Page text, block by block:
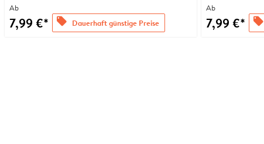
Ab
7,99 €* offers Dauerhaft günstige Preise
Ab
7,99 €* offers